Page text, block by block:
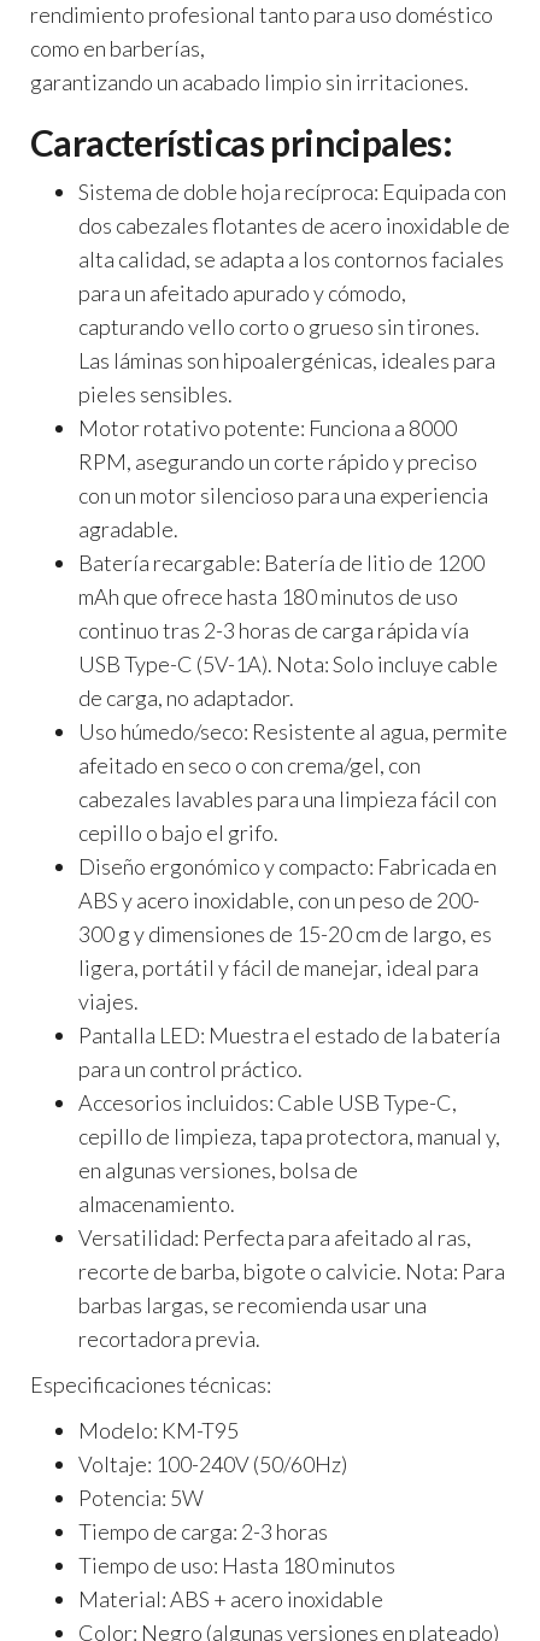
rendimiento profesional tanto para uso doméstico
como en barberías,
garantizando un acabado limpio sin irritaciones.
Características principales:
Sistema de doble hoja recíproca: Equipada con
dos cabezales flotantes de acero inoxidable de
alta calidad, se adapta a los contornos faciales
para un afeitado apurado y cómodo,
capturando vello corto o grueso sin tirones.
Las láminas son hipoalergénicas, ideales para
pieles sensibles.
Motor rotativo potente: Funciona a 8000
RPM, asegurando un corte rápido y preciso
con un motor silencioso para una experiencia
agradable.
Batería recargable: Batería de litio de 1200
mAh que ofrece hasta 180 minutos de uso
continuo tras 2-3 horas de carga rápida vía
USB Type-C (5V-1A). Nota: Solo incluye cable
de carga, no adaptador.
Uso húmedo/seco: Resistente al agua, permite
afeitado en seco o con crema/gel, con
cabezales lavables para una limpieza fácil con
cepillo o bajo el grifo.
Diseño ergonómico y compacto: Fabricada en
ABS y acero inoxidable, con un peso de 200-
300 g y dimensiones de 15-20 cm de largo, es
ligera, portátil y fácil de manejar, ideal para
viajes.
Pantalla LED: Muestra el estado de la batería
para un control práctico.
Accesorios incluidos: Cable USB Type-C,
cepillo de limpieza, tapa protectora, manual y,
en algunas versiones, bolsa de
almacenamiento.
Versatilidad: Perfecta para afeitado al ras,
recorte de barba, bigote o calvicie. Nota: Para
barbas largas, se recomienda usar una
recortadora previa.
Especificaciones técnicas:
Modelo: KM-T95
Voltaje: 100-240V (50/60Hz)
Potencia: 5W
Tiempo de carga: 2-3 horas
Tiempo de uso: Hasta 180 minutos
Material:ABS + acero inoxidable
Color: Negro (algunas versiones en plateado)